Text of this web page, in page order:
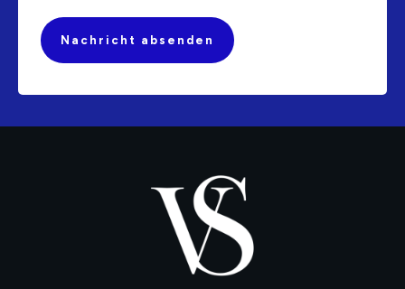
Nachricht absenden